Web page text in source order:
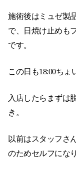
施術後はミュゼ製
で、日焼け止めも
です。
この日も18:00ちょ
入店したらまずは
き。
以前はスタッフさ
のためセルフにな